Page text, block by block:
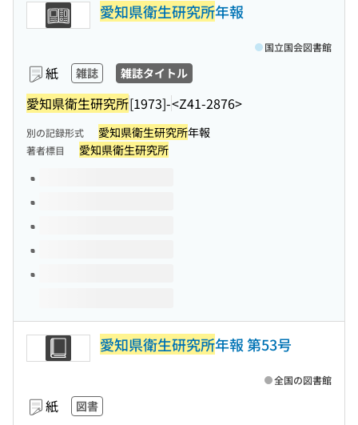
愛知県衛生研究所年報
紙 雑誌 雑誌タイトル
愛知県衛生研究所[1973]-<Z41-2876>
国立国会図書館
別の記録形式 愛知県衛生研究所年報
著者標目 愛知県衛生研究所
このタイトルの巻号
愛知県衛生研究所年報 第53号
紙 図書
全国の図書館